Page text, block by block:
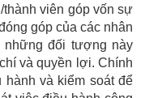
viên góp vốn sự
góp của các nhân
những đối tượng này
và quyền lợi. Chính
và kiểm soát để